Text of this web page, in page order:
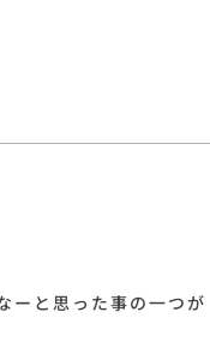
ーと思った事の一つが